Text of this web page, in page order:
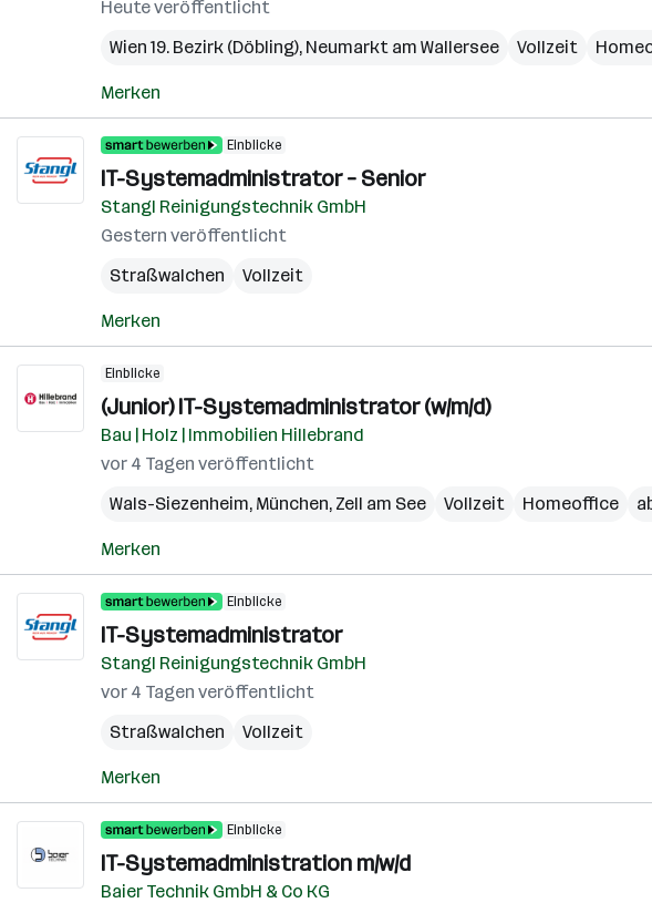
Heute veröffentlicht
Wien 19. Bezirk (Döbling), Neumarkt am Wallersee Vollzeit
Merken
Einblicke
IT-Systemadministrator – Senior
Stangl Reinigungstechnik GmbH
Gestern veröffentlicht
Straßwalchen
Vollzeit
Merken
Einblicke
(Junior) IT-Systemadministrator (w/m/d)
Bau | Holz | Immobilien Hillebrand
vor 4 Tagen veröffentlicht
Wals-Siezenheim, München, Zell am See Vollzeit Homeoffice
Merken
Einblicke
IT-Systemadministrator
Stangl Reinigungstechnik GmbH
vor 4 Tagen veröffentlicht
Straßwalchen
Vollzeit
Merken
Einblicke
IT-Systemadministration m/w/d
Baier Technik GmbH & Co KG